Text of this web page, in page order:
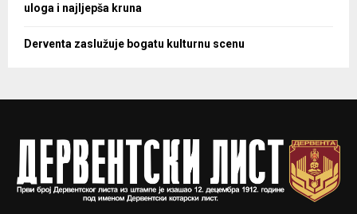
uloga i najljepša kruna
Derventa zaslužuje bogatu kulturnu scenu